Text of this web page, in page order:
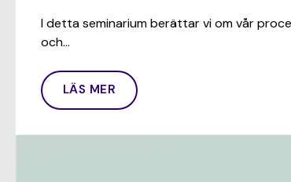
I detta seminarium berättar vi om vår
och…
LÄS MER